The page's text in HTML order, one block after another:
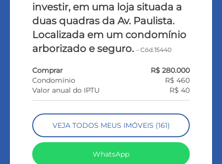
investir, em uma loja situada a
duas quadras da Av. Paulista.
Localizada em um condomínio
arborizado e seguro.- Cód.15440
Comprar
R$ 280.000
Condomínio
R$ 460
Valor anual do IPTU
R$ 40
VEJA TODOS MEUS IMÓVEIS (161)
WhatsApp